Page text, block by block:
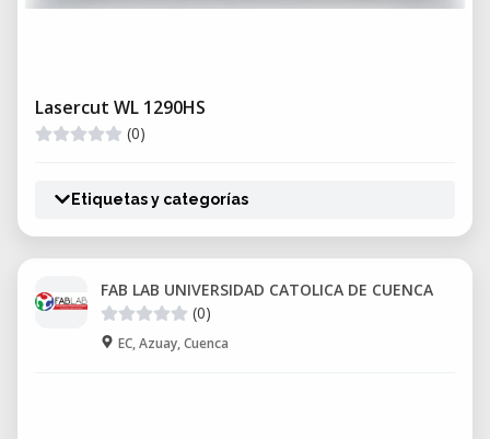
Lasercut WL 1290HS
(0)
Etiquetas y categorías
FAB LAB UNIVERSIDAD CATOLICA DE CUENCA
(0)
EC, Azuay, Cuenca